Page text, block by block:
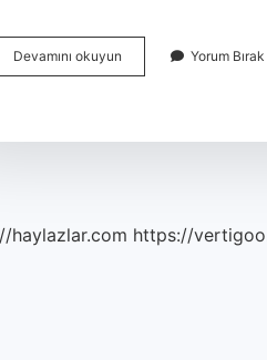
Devamını okuyun
Ne
Yorum Bırak
haylazlar.com https://